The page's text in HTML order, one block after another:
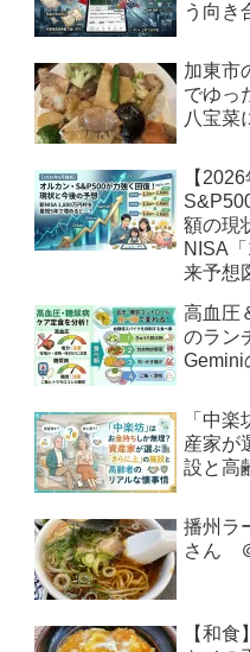
う向き
加東市
でゆっ
八宝菜
【
額の現
NISA
来予想
高血圧
のラン
Gemini
「中
産家が
設と高
播州ラ
さん
【和